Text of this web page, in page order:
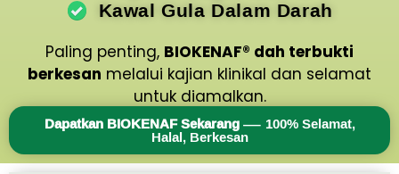
Kawal Gula Dalam Darah
Paling penting, BIOKENAF® dah terbukti
berkesan melalui kajian klinikal dan selamat
untuk diamalkan.
Dapatkan BIOKENAF Sekarang— 100% Selamat,
Halal, Berkesan